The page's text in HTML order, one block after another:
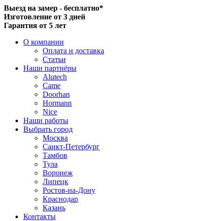
Выезд на замер - бесплатно*
Изготовление от 3 дней
Гарантия от 5 лет
О компании
Оплата и доставка
Статьи
Наши партнёры
Alutech
Came
Doorhan
Hormann
Nice
Наши работы
Выбрать город
Москва
Санкт-Петербург
Тамбов
Тула
Воронеж
Липецк
Ростов-на-Дону
Краснодар
Казань
Контакты